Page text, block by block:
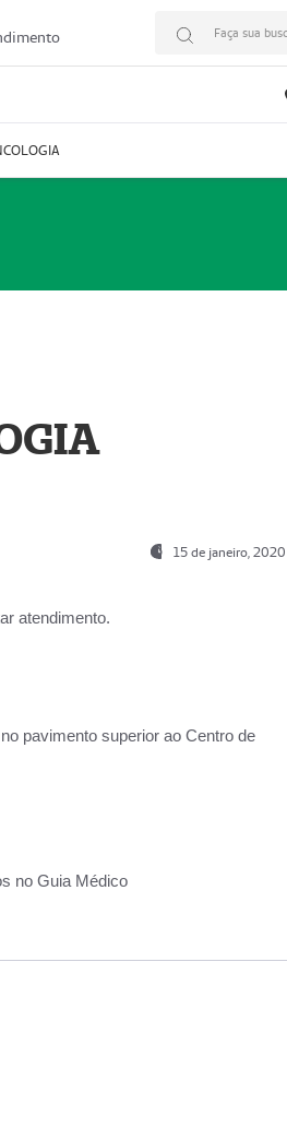
Faça sua
15 de janeiro, 2020
atendimento.
pavimento superior ao Centro de
no Guia Médico